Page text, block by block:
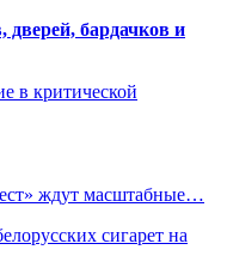
дверей, бардачков и
в критической
ждут масштабные…
сигарет на